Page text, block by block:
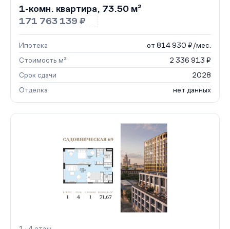
1-комн. квартира, 73.50 м²
171 763 139 ₽
Ипотека
от 814 930 ₽/мес.
Стоимость м²
2 336 913 ₽
Срок сдачи
2028
Отделка
нет данных